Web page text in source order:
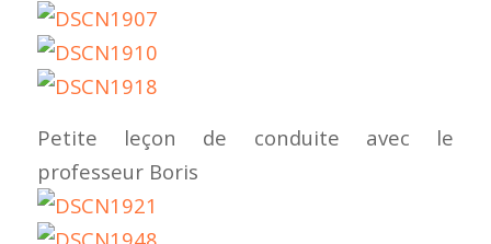
Petite leçon de conduite avec le
professeur Boris